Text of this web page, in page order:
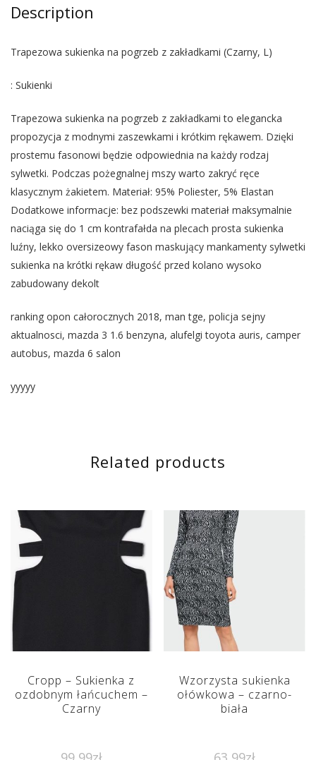
Description
Trapezowa sukienka na pogrzeb z zakładkami (Czarny, L)
: Sukienki
Trapezowa sukienka na pogrzeb z zakładkami to elegancka
propozycja z modnymi zaszewkami i krótkim rękawem. Dzięki
prostemu fasonowi będzie odpowiednia na każdy rodzaj
sylwetki. Podczas pożegnalnej mszy warto zakryć ręce
klasycznym żakietem. Materiał: 95% Poliester, 5% Elastan
Dodatkowe informacje: bez podszewki materiał maksymalnie
naciąga się do 1 cm kontrafałda na plecach prosta sukienka
luźny, lekko oversizeowy fason maskujący mankamenty sylwetki
sukienka na krótki rękaw długość przed kolano wysoko
zabudowany dekolt
ranking opon całorocznych 2018, man tge, policja sejny
aktualnosci, mazda 3 1.6 benzyna, alufelgi toyota auris, camper
autobus, mazda 6 salon
yyyyy
Related products
Cropp – Sukienka z
ozdobnym łańcuchem –
Czarny
Wzorzysta sukienka
ołówkowa – czarno-
biała